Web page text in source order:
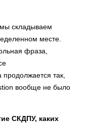
складываем
месте.
фраза,
так,
вообще не было
СКДПУ, каких